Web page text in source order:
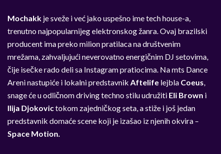
Mochakk je sveže i već jako uspešno ime tech house-a,
trenutno najpopularnijeg elektronskog žanra. Ovaj brazilski
producent ima preko milion pratilaca na društvenim
mrežama, zahvaljujući neverovatno energičnim DJ setovima,
čije isečke rado deli sa Instagram pratiocima. Na mts Dance
Areni nastupiće i lokalni predstavnik Aftelife lejbla Coeus,
snage će u odličnom driving techno stilu udružiti Eli Brown i
Ilija Djokovictokom zajedničkog seta,a stiže i još jedan
predstavnik domaće scene koji je izašao iz njenih okvira –
Space Motion.